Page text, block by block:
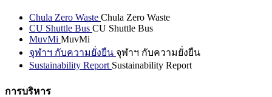
Chula Zero Waste Chula Zero Waste
CU Shuttle Bus CU Shuttle Bus
MuvMi MuvMi
จุฬาฯ กับความยั่งยืน จุฬาฯ กับความยั่งยืน
Sustainability Report Sustainability Report
การบริหาร